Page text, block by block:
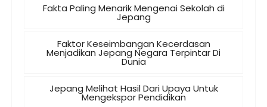
Fakta Paling Menarik Mengenai Sekolah di
Jepang
Faktor Keseimbangan Kecerdasan
Menjadikan Jepang Negara Terpintar Di
Dunia
Jepang Melihat Hasil Dari Upaya Untuk
Mengekspor Pendidikan